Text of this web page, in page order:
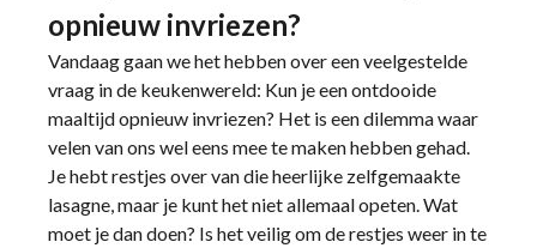
opnieuw invriezen?
Vandaag gaan we het hebben over een veelgestelde
vraag in de keukenwereld: Kun je een ontdooide
maaltijd opnieuw invriezen? Het is een dilemma waar
velen van ons wel eens mee te maken hebben gehad.
Je hebt restjes over van die heerlijke zelfgemaakte
lasagne, maar je kunt het niet allemaal opeten. Wat
moet je dan doen? Is het veilig om de restjes weer in te